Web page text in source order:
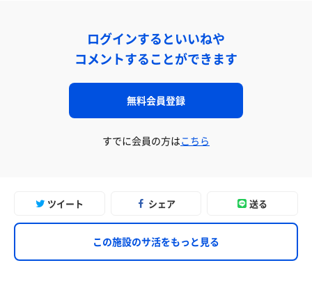
ログインするといいねや
コメントすることができます
無料会員登録
すでに会員の方はこちら
ツイート シェア 送る
この施設のサ活をもっと見る